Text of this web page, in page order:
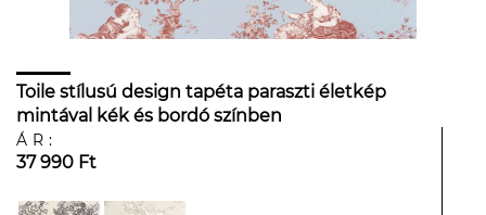
Toile stílusú design tapéta paraszti életkép
mintával kék és bordó színben
ÁR:
37 990 Ft